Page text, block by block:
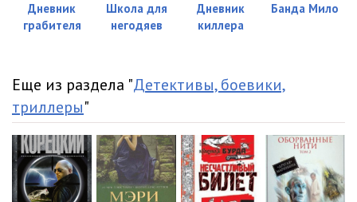
Дневник
грабителя
Школа для
негодяев
Дневник
киллера
Банда Мило
Еще из раздела "Детективы, боевики,
триллеры"